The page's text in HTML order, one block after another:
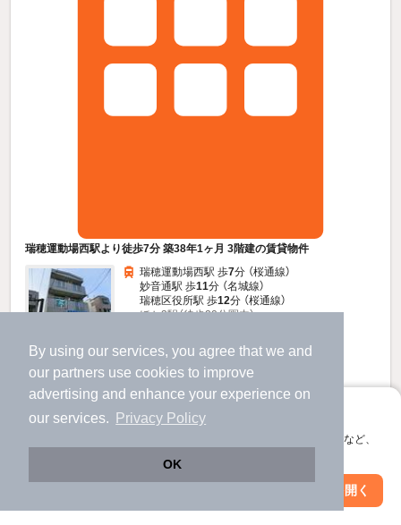
By using our services, you agree that we and
our partners use cookies to improve
advertising and enhance your experience on
our services.
Privacy Policy
OK
アプリに切り替えて、サクサクお部屋探し
会員登録なしですぐ使える。マップ検索やお気に入り保存など、
アプリを開く
瑞穂運動場西駅より徒歩7分 築38年1ヶ月 3階建の賃貸物件
すべての写真
瑞穂運動場西駅 歩7分 （桜通線）
妙音通駅 歩11分 （名城線）
瑞穂区役所駅 歩12分 （桜通線）
ほか3駅（徒歩20分圏内）
3階建 / 38年1ヶ月 / 鉄骨
駐輪場あり
絞り込み条件を変更